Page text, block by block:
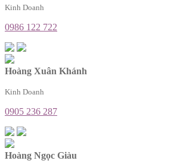
Kinh Doanh
0986 122 722
Hoàng Xuân Khánh
Kinh Doanh
0905 236 287
Hoàng Ngọc Giàu